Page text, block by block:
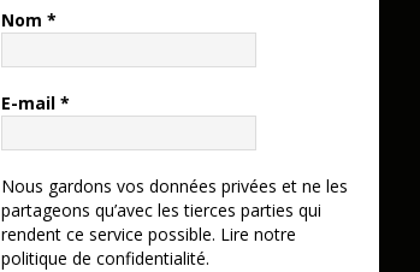
Nom *
E-mail *
Nous gardons vos données privées et ne les
partageons qu’avec les tierces parties qui
rendent ce service possible. Lire notre
politique de confidentialité.